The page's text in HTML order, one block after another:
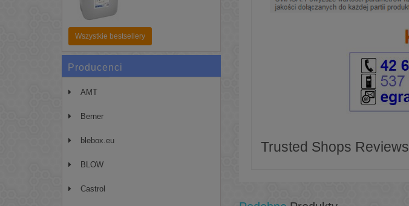
Wszystkie bestsellery
Producenci
AMT
Berner
blebox.eu
BLOW
Castrol
Trusted Shops Reviews